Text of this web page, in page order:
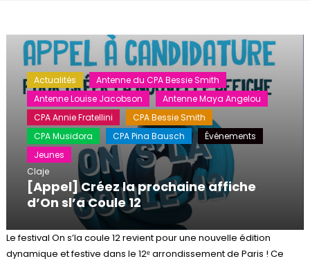
Actualités
Antenne du CPA Bessie Smith
Antenne Louise Jacobson
Antenne Maya Angelou
CPA Annie Fratellini
CPA Bessie Smith
CPA Musidora
CPA Pina Bausch
Événements
Jeunes
Claje
[Appel] Créez la prochaine affiche
d’On sl’a Coule 12
Le festival On s’la coule 12 revient pour une nouvelle édition
dynamique et festive dans le 12ᵉ arrondissement de Paris ! Ce